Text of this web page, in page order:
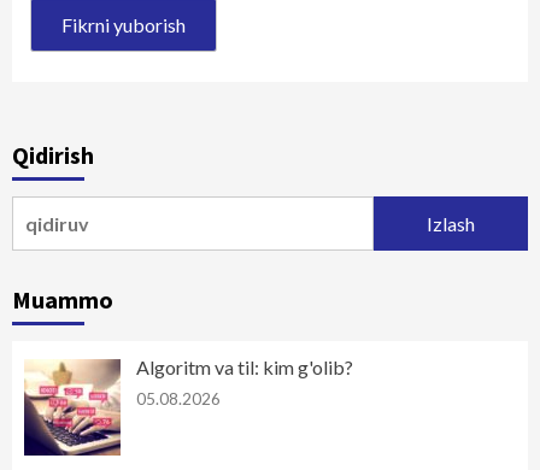
Qidirish
Muammo
Algoritm va til: kim g'olib?
05.08.2026